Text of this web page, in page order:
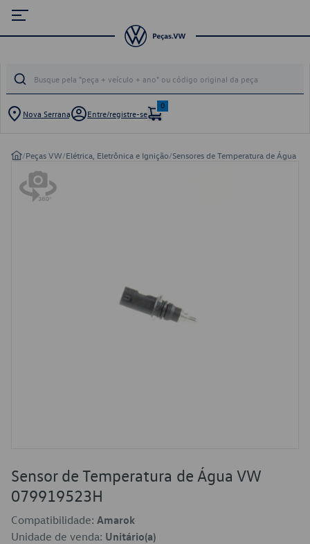
Nova Serrana Entre/registre-se
0
/Peças VW/Elétrica, Eletrônica e Ignição/Sensores de Temperatura de Água
Sensor de Temperatura de Água VW
079919523H
Compatibilidade: Amarok
Unidade de venda: Unitário(a)